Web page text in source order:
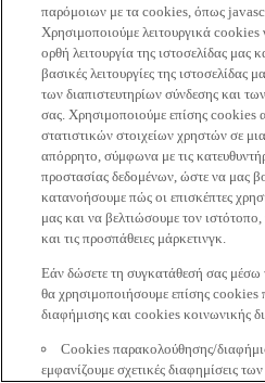
παρόμοιων με τα cookies, όπως
Χρησιμοποιούμε λειτουργικά cookies
ορθή λειτουργία της ιστοσελίδας μας
βασικές λειτουργίες της
των διαπιστευτηρίων σύνδεσης και
σας. Χρησιμοποιούμε επίσης cookies
στατιστικών στοιχείων χρηστών σε
απόρρητο, σύμφωνα με τις
προστασίας δεδομένων, ώστε να μας
κατανοήσουμε πώς οι επισκέπτες
μας και να βελτιώσουμε τον ιστότοπο,
και τις προσπάθειες μάρκετινγκ.
Εάν δώσετε τη συγκατάθεσή σας
θα χρησιμοποιήσουμε επίσης
διαφήμισης και cookies κοινωνικής
Cookies παρακολούθησης/
εμφανίζουμε σχετικές διαφημίσεις